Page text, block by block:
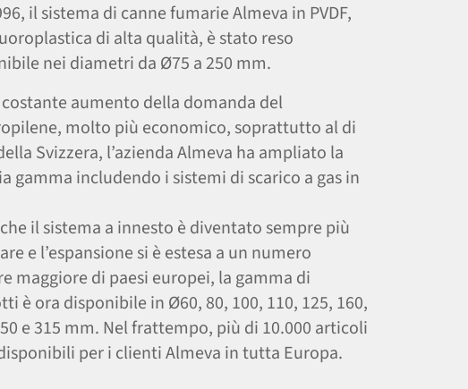
il sistema di canne fumarie Almeva in PVDF,
di alta qualità, è stato reso
nei diametri da Ø75 a 250 mm.
aumento della domanda del
molto più economico, soprattutto al di
Svizzera, l’azienda Almeva ha ampliato la
gamma includendo i sistemi di scarico a gas in
il sistema a innesto è diventato sempre più
e l’espansione si è estesa a un numero
maggiore di paesi europei, la gamma di
è ora disponibile in Ø60, 80, 100, 110, 125, 160,
e 315 mm. Nel frattempo, più di 10.000 articoli
per i clienti Almeva in tutta Europa.